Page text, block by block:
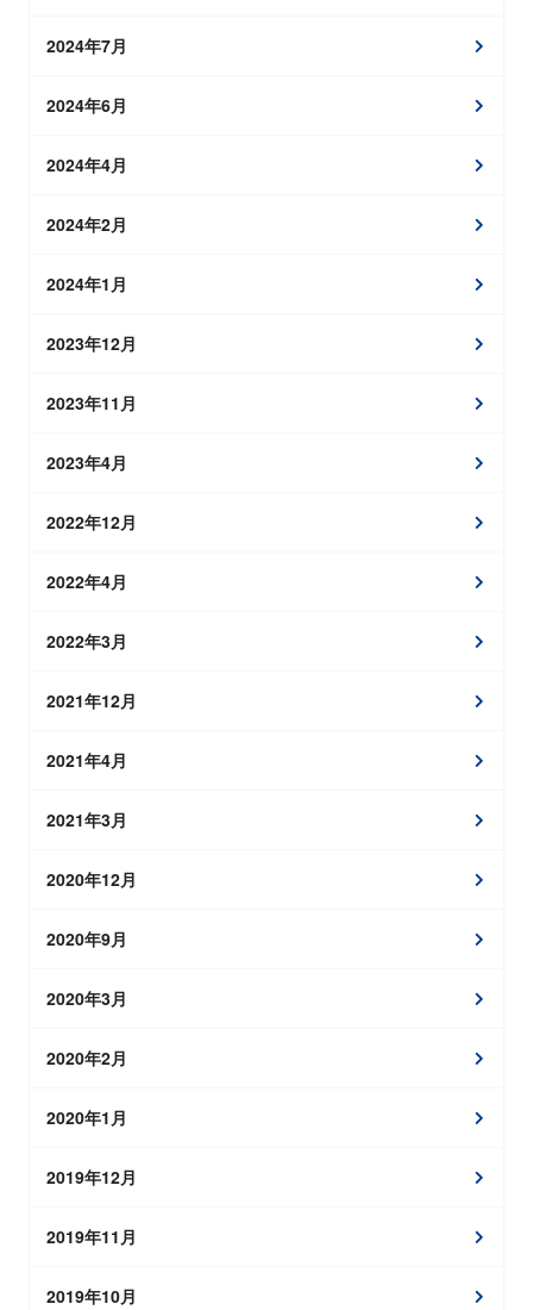
2024年7月
2024年6月
2024年4月
2024年2月
2024年1月
2023年12月
2023年11月
2023年4月
2022年12月
2022年4月
2022年3月
2021年12月
2021年4月
2021年3月
2020年12月
2020年9月
2020年3月
2020年2月
2020年1月
2019年12月
2019年11月
2019年10月